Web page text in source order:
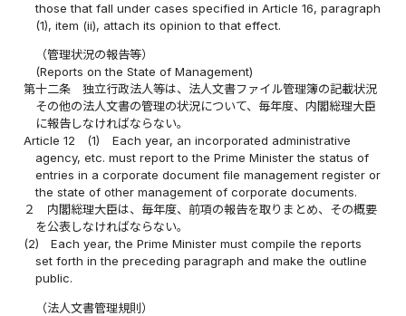
those that fall under cases specified in Article 16, paragraph
(1), item (ii), attach its opinion to that effect.
（管理状況の報告等）
(Reports on the State of Management)
第十二条
独立行政法人等は、法人文書ファイル管理簿の記載状況
その他の法人文書の管理の状況について、毎年度、内閣総理大臣
に報告しなければならない。
Article 12
(1)
Each year, an incorporated administrative
agency, etc. must report to the Prime Minister the status of
entries in a corporate document file management register or
the state of other management of corporate documents.
２
内閣総理大臣は、毎年度、前項の報告を取りまとめ、その概要
を公表しなければならない。
(2)
Each year, the Prime Minister must compile the reports
set forth in the preceding paragraph and make the outline
public.
（法人文書管理規則）